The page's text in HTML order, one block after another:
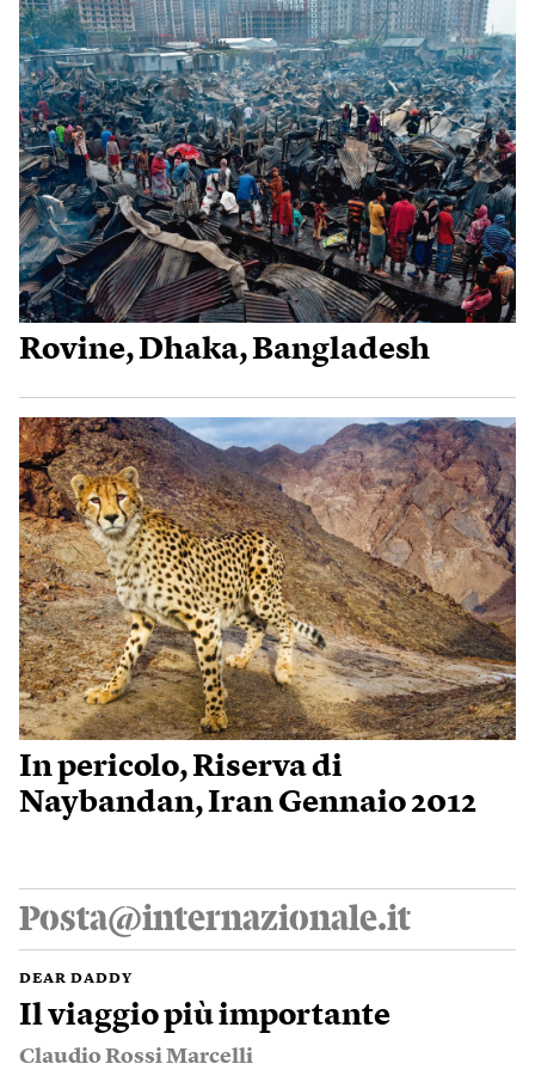
Rovine, Dhaka, Bangladesh
In pericolo, Riserva di
Naybandan, Iran Gennaio 2012
Posta@internazionale.it
DEAR DADDY
Il viaggio più importante
Claudio Rossi Marcelli